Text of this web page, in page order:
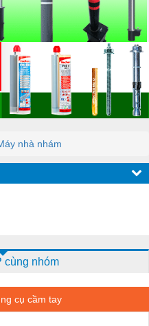
nhà nhám
cùng nhóm
cụ cầm tay